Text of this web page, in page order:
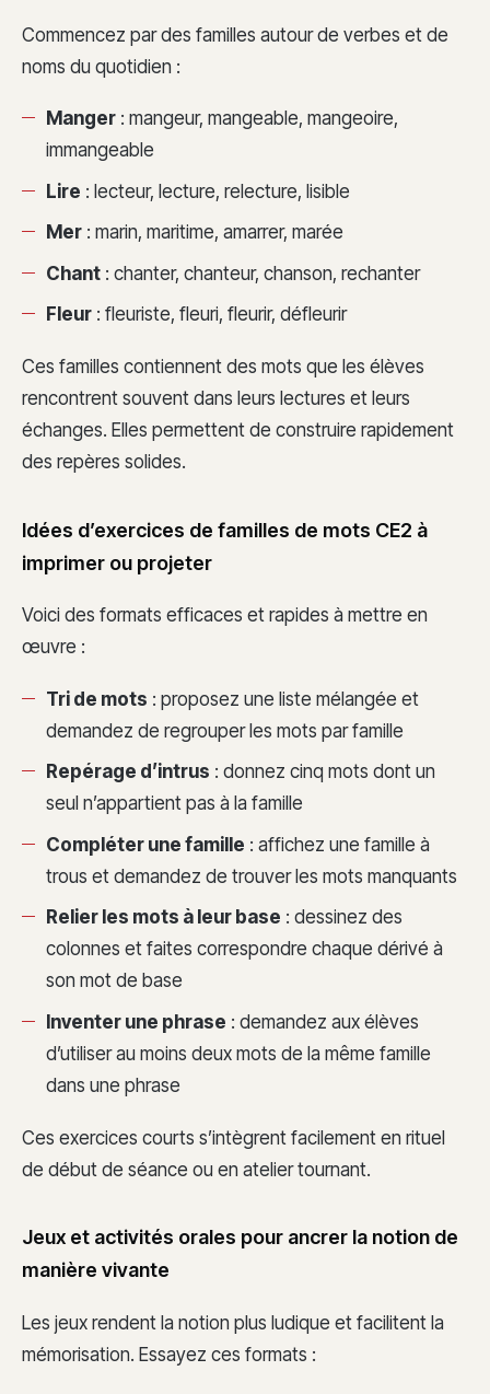
Commencez par des familles autour de verbes et de
noms du quotidien :
Manger : mangeur, mangeable, mangeoire,
immangeable
Lire : lecteur, lecture, relecture, lisible
Mer : marin, maritime, amarrer, marée
Chant : chanter, chanteur, chanson, rechanter
Fleur : fleuriste, fleuri, fleurir, défleurir
Ces familles contiennent des mots que les élèves
rencontrent souvent dans leurs lectures et leurs
échanges. Elles permettent de construire rapidement
des repères solides.
Idées d’exercices de familles de mots CE2 à
imprimer ou projeter
Voici des formats efficaces et rapides à mettre en
œuvre :
Tri de mots : proposez une liste mélangée et
demandez de regrouper les mots par famille
Repérage d’intrus : donnez cinq mots dont un
seul n’appartient pas à la famille
Compléter une famille : affichez une famille à
trous et demandez de trouver les mots manquants
Relier les mots à leur base : dessinez des
colonnes et faites correspondre chaque dérivé à
son mot de base
Inventer une phrase : demandez aux élèves
d’utiliser au moins deux mots de la même famille
dans une phrase
Ces exercices courts s’intègrent facilement en rituel
de début de séance ou en atelier tournant.
Jeux et activités orales pour ancrer la notion de
manière vivante
Les jeux rendent la notion plus ludique et facilitent la
mémorisation. Essayez ces formats :